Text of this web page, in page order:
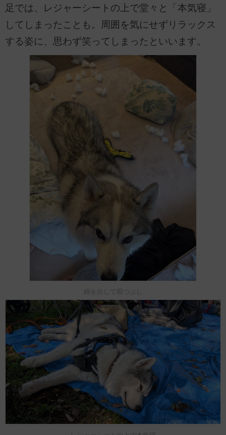
足では、レジャーシートの上で堂々と「本気寝」
してしまったことも。周囲を気にせずリラックス
する姿に、思わず笑ってしまったといいます。
綿を出して暇つぶし